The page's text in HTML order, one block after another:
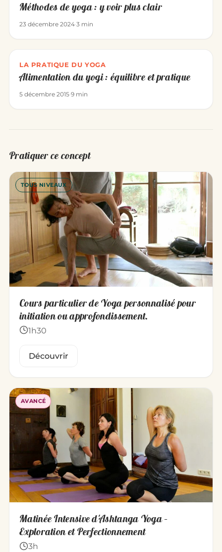
Méthodes de yoga : y voir plus clair
23 décembre 2024·3 min
LA PRATIQUE DU YOGA
Alimentation du yogi : équilibre et pratique
5 décembre 2015·9 min
Pratiquer ce concept
TOUS NIVEAUX
Cours particulier de Yoga personnalisé pour
initiation ou approfondissement.
1h30
Découvrir
AVANCÉ
Matinée Intensive d'Ashtanga Yoga –
Exploration et Perfectionnement
3h